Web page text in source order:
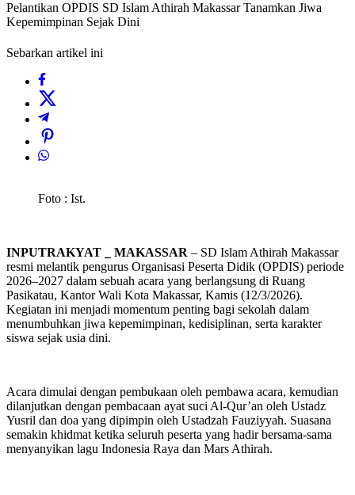
Pelantikan OPDIS SD Islam Athirah Makassar Tanamkan Jiwa
Kepemimpinan Sejak Dini
Sebarkan artikel ini
Foto : Ist.
INPUTRAKYAT _ MAKASSAR – SD Islam Athirah Makassar
resmi melantik pengurus Organisasi Peserta Didik (OPDIS) periode
2026–2027 dalam sebuah acara yang berlangsung di Ruang
Pasikatau, Kantor Wali Kota Makassar, Kamis (12/3/2026).
Kegiatan ini menjadi momentum penting bagi sekolah dalam
menumbuhkan jiwa kepemimpinan, kedisiplinan, serta karakter
siswa sejak usia dini.
Acara dimulai dengan pembukaan oleh pembawa acara, kemudian
dilanjutkan dengan pembacaan ayat suci Al-Qur’an oleh Ustadz
Yusril dan doa yang dipimpin oleh Ustadzah Fauziyyah. Suasana
semakin khidmat ketika seluruh peserta yang hadir bersama-sama
menyanyikan lagu Indonesia Raya dan Mars Athirah.